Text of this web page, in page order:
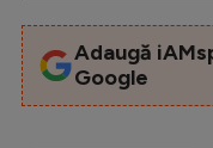
Adaugă
Google